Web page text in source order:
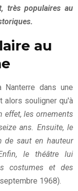
très populaires au
au
dans une
alors souligner qu'à
effet, les ornements
ans. Ensuite, le
de saut en hauteur
le théâtre lui
costumes et des
1968).